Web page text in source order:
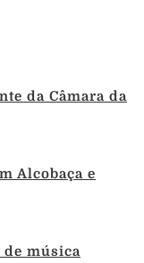
da Câmara da
Alcobaça e
de música